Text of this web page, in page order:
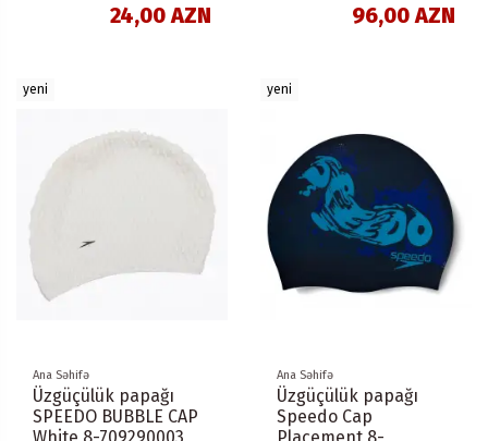
24,00 AZN 96,00 AZN
yeni
Ana Səhifə
Üzgüçülük papağı
SPEEDO BUBBLE CAP
yeni
Ana Səhifə
Üzgüçülük papağı
Speedo Cap